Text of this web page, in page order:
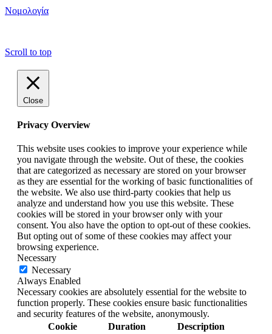
Νομολογία
Scroll to top
Close
Privacy Overview
This website uses cookies to improve your experience while
you navigate through the website. Out of these, the cookies
that are categorized as necessary are stored on your browser
as they are essential for the working of basic functionalities of
the website. We also use third-party cookies that help us
analyze and understand how you use this website. These
cookies will be stored in your browser only with your
consent. You also have the option to opt-out of these cookies.
But opting out of some of these cookies may affect your
browsing experience.
Necessary
Necessary
Always Enabled
Necessary cookies are absolutely essential for the website to
function properly. These cookies ensure basic functionalities
and security features of the website, anonymously.
Cookie
Duration Description